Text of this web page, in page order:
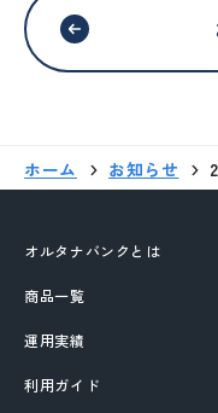
ホーム お知らせ
オルタナバンクとは
商品一覧
運用実績
利用ガイド
外部サイトへ
これより先は